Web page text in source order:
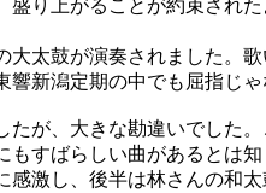
り上がることが約束された
太鼓が演奏されました。
新潟定期の中でも屈指じゃ
が、大きな勘違いでした。
すばらしい曲があるとは知
激し、後半は林さんの和